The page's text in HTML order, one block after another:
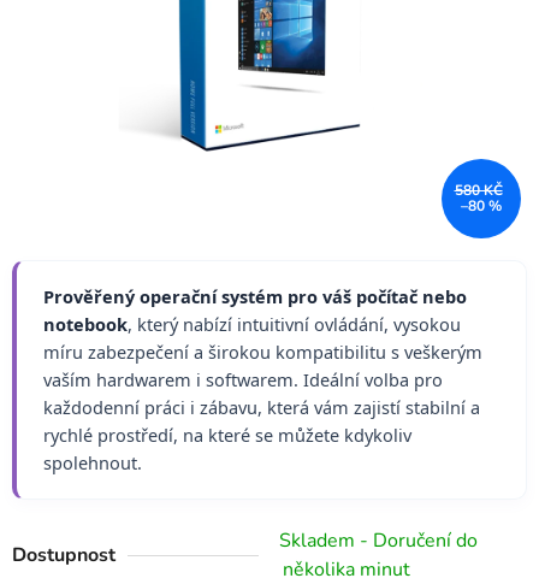
Prověřený operační systém pro váš počítač nebo
notebook, který nabízí intuitivní ovládání, vysokou
míru zabezpečení a širokou kompatibilitu s veškerým
vaším hardwarem i softwarem. Ideální volba pro
každodenní práci i zábavu, která vám zajistí stabilní a
rychlé prostředí, na které se můžete kdykoliv
spolehnout.
Dostupnost
Skladem - Doručení do
několika minut
580 KČ
–80 %